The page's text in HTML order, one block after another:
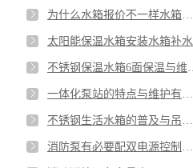
太阳能保温水箱安装水箱补水